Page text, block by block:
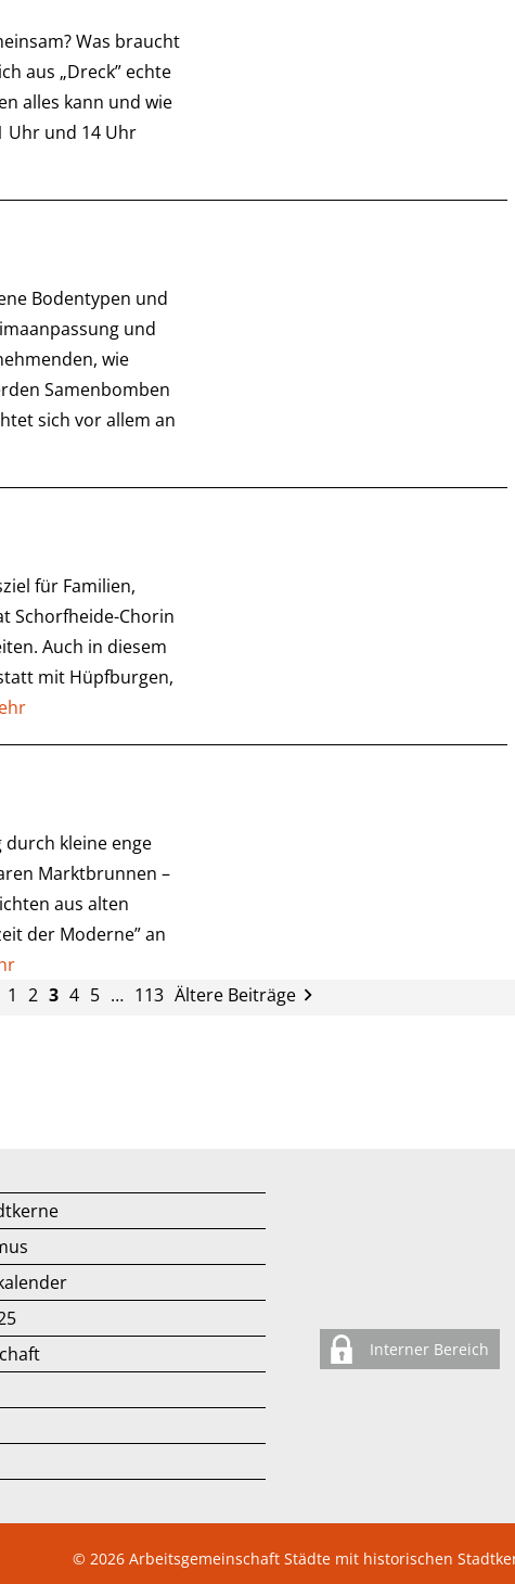
Was braucht
aus „Dreck” echte
alles kann und wie
Uhr und 14 Uhr
Bodentypen und
und
wie
Samenbomben
sich vor allem an
für Familien,
Schorfheide-Chorin
Auch in diesem
mit Hüpfburgen,
kleine enge
Marktbrunnen –
aus alten
der Moderne” an
1 2 3 4 5 … 113 Ältere Beiträge
Interner Bereich
© 2026 Arbeitsgemeinschaft Städte mit historischen